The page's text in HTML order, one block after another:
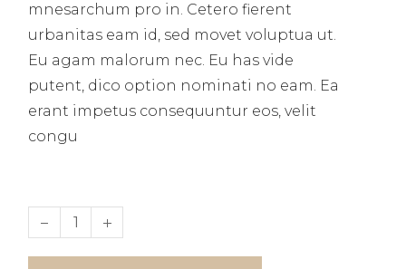
mnesarchum pro in. Cetero fierent
urbanitas eam id, sed movet voluptua ut.
Eu agam malorum nec. Eu has vide
putent, dico option nominati no eam. Ea
erant impetus consequuntur eos, velit
congu
Business book quantity